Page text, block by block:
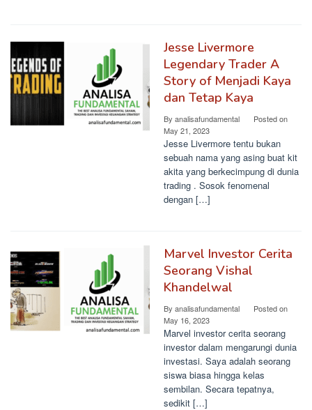
Jesse Livermore
Legendary Trader A
Story of Menjadi Kaya
dan Tetap Kaya
By analisafundamental
Posted on
May 21, 2023
Jesse Livermore tentu bukan
sebuah nama yang asing buat kit
akita yang berkecimpung di dunia
trading . Sosok fenomenal
dengan […]
Marvel Investor Cerita
Seorang Vishal
Khandelwal
By analisafundamental
Posted on
May 16, 2023
Marvel investor cerita seorang
investor dalam mengarungi dunia
investasi. Saya adalah seorang
siswa biasa hingga kelas
sembilan. Secara tepatnya,
sedikit […]